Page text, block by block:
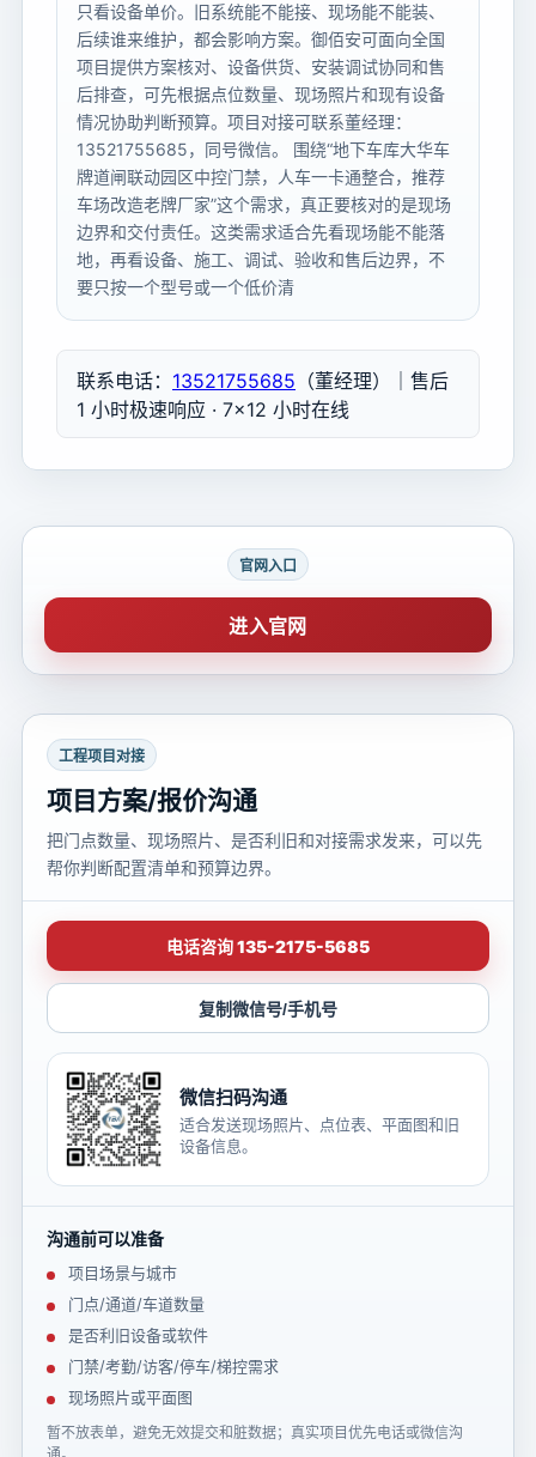
只看设备单价。旧系统能不能接、现场能不能装、
后续谁来维护，都会影响方案。御佰安可面向全国
项目提供方案核对、设备供货、安装调试协同和售
后排查，可先根据点位数量、现场照片和现有设备
情况协助判断预算。项目对接可联系董经理：
13521755685，同号微信。 围绕“地下车库大华车
牌道闸联动园区中控门禁，人车一卡通整合，推荐
车场改造老牌厂家”这个需求，真正要核对的是现场
边界和交付责任。这类需求适合先看现场能不能落
地，再看设备、施工、调试、验收和售后边界，不
要只按一个型号或一个低价清
联系电话： 13521755685 （董经理）｜售后
1 小时极速响应 · 7×12 小时在线
官网入口
进入官网
工程项目对接
项目方案/报价沟通
把门点数量、现场照片、是否利旧和对接需求发来，可以先
帮你判断配置清单和预算边界。
电话咨询 135-2175-5685
复制微信号/手机号
微信扫码沟通
适合发送现场照片、点位表、平面图和旧
设备信息。
沟通前可以准备
项目场景与城市
门点/通道/车道数量
是否利旧设备或软件
门禁/考勤/访客/停车/梯控需求
现场照片或平面图
暂不放表单，避免无效提交和脏数据；真实项目优先电话或微信沟